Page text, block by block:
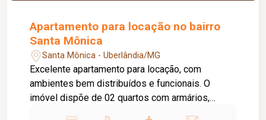
Apartamento para locação no bairro
Santa Mônica
Santa Mônica - Uberlândia/MG
Excelente apartamento para locação, com
ambientes bem distribuídos e funcionais. O
imóvel dispõe de 02 quartos com armários,